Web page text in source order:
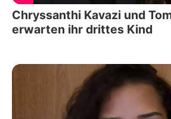
Chryssanthi Kavazi und
erwarten ihr drittes Kind